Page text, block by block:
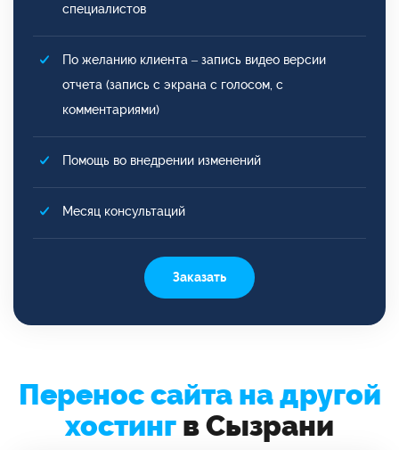
специалистов
По желанию клиента – запись видео версии
отчета (запись с экрана с голосом, с
комментариями)
Помощь во внедрении изменений
Месяц консультаций
Заказать
Перенос сайта на другой
хостинг в Сызрани